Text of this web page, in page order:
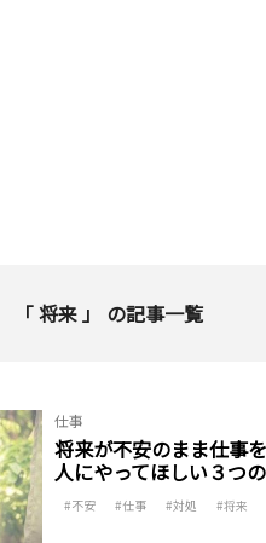
「 将来 」 の記事一覧
仕事
将来が不安のまま仕事
人にやってほしい３つ
不安 仕事 対処 将来